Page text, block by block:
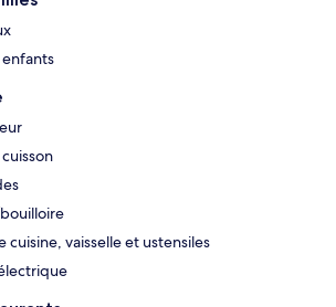
cuisine, vaisselle et ustensiles